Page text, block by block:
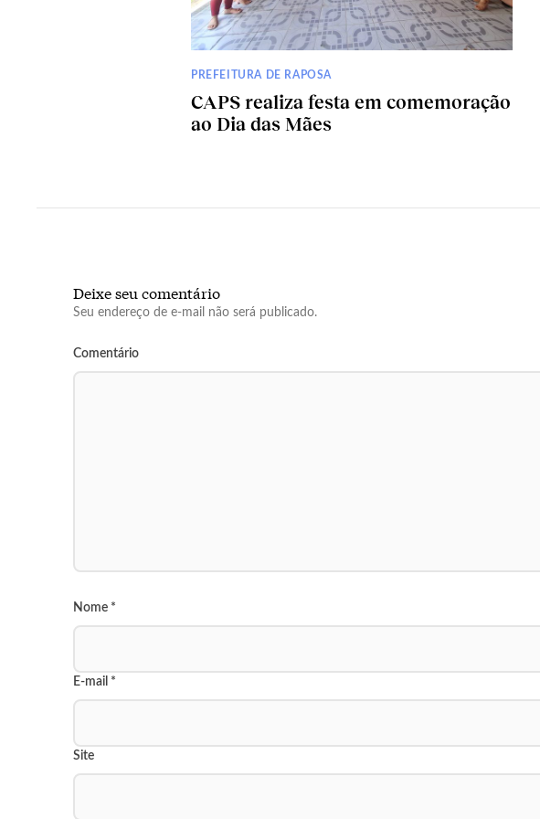
PREFEITURA DE RAPOSA
CAPS realiza festa em comemoração
ao Dia das Mães
Deixe seu comentário
Seu endereço de e-mail não será publicado.
Comentário
Nome *
E-mail *
Site